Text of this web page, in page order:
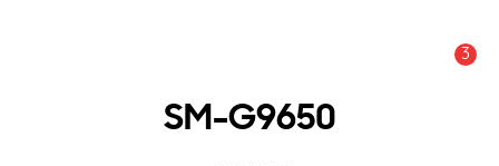
3
SM-G9650